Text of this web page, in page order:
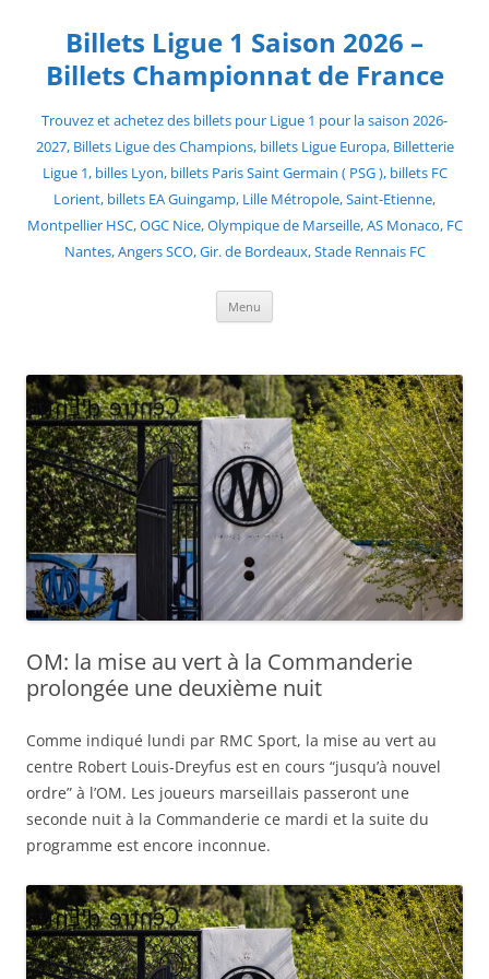
contentBillets Ligue 1 Saison 2026 –
Billets Championnat de France
Trouvez et achetez des billets pour Ligue 1 pour la saison 2026-
2027, Billets Ligue des Champions, billets Ligue Europa, Billetterie
Ligue 1, billes Lyon, billets Paris Saint Germain ( PSG ), billets FC
Lorient, billets EA Guingamp, Lille Métropole, Saint-Etienne,
Montpellier HSC, OGC Nice, Olympique de Marseille, AS Monaco, FC
Nantes, Angers SCO, Gir. de Bordeaux, Stade Rennais FC
Menu
OM: la mise au vert à la Commanderie
prolongée une deuxième nuit
Comme indiqué lundi par RMC Sport, la mise au vert au
centre Robert Louis-Dreyfus est en cours “jusqu’à nouvel
ordre” à l’OM. Les joueurs marseillais passeront une
seconde nuit à la Commanderie ce mardi et la suite du
programme est encore inconnue.